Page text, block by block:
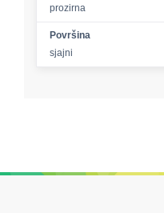
prozirna
Površina
sjajni